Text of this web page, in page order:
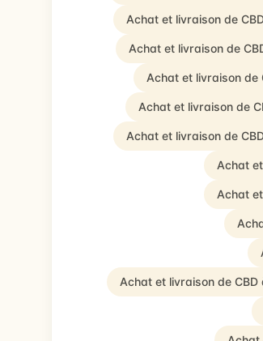
Achat et livraison de
Achat et livraison de
Achat et livraison de
Achat et livraison de
Achat et livraison de
Achat
Achat
Achat et livraison de